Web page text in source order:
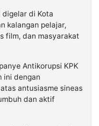
di Kota
kalangan pelajar,
film, dan masyarakat
Antikorupsi KPK
ini dengan
antusiasme sineas
dan aktif